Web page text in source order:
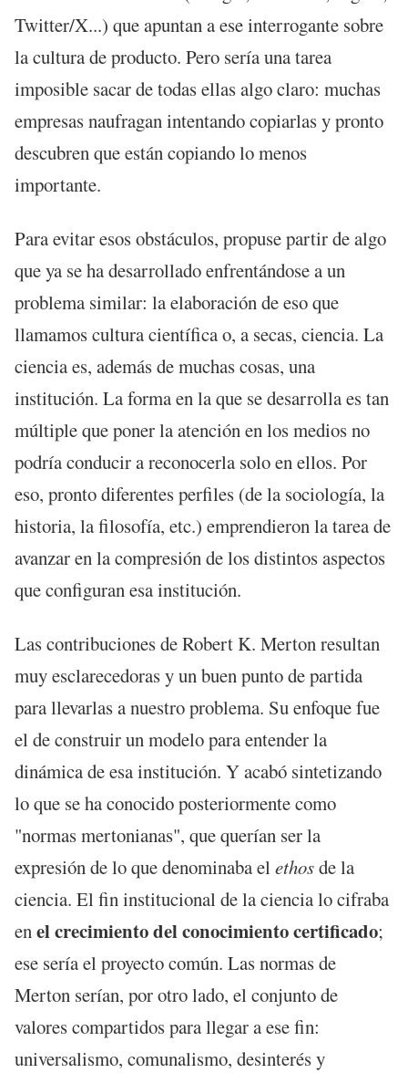
Twitter/X...) que apuntan a ese interrogante sobre
la cultura de producto. Pero sería una tarea
imposible sacar de todas ellas algo claro: muchas
empresas naufragan intentando copiarlas y pronto
descubren que están copiando lo menos
importante.
Para evitar esos obstáculos, propuse partir de algo
que ya se ha desarrollado enfrentándose a un
problema similar: la elaboración de eso que
llamamos cultura científica o, a secas, ciencia. La
ciencia es, además de muchas cosas, una
institución. La forma en la que se desarrolla es tan
múltiple que poner la atención en los medios no
podría conducir a reconocerla solo en ellos. Por
eso, pronto diferentes perfiles (de la sociología, la
historia, la filosofía, etc.) emprendieron la tarea de
avanzar en la compresión de los distintos aspectos
que configuran esa institución.
Las contribuciones de Robert K. Merton resultan
muy esclarecedoras y un buen punto de partida
para llevarlas a nuestro problema. Su enfoque fue
el de construir un modelo para entender la
dinámica de esa institución. Y acabó sintetizando
lo que se ha conocido posteriormente como
"normas mertonianas", que querían ser la
expresión de lo que denominaba el ethosde la
ciencia. El fin institucional de la ciencia lo cifraba
enel crecimiento del conocimiento certificado;
ese sería el proyecto común. Las normas de
Merton serían, por otro lado, el conjunto de
valores compartidos para llegar a ese fin:
universalismo, comunalismo, desinterés y